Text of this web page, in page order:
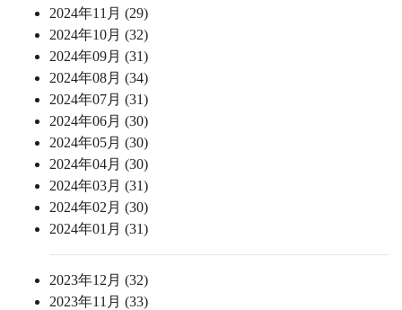
2024年11月 (29)
2024年10月 (32)
2024年09月 (31)
2024年08月 (34)
2024年07月 (31)
2024年06月 (30)
2024年05月 (30)
2024年04月 (30)
2024年03月 (31)
2024年02月 (30)
2024年01月 (31)
2023年12月 (32)
2023年11月 (33)